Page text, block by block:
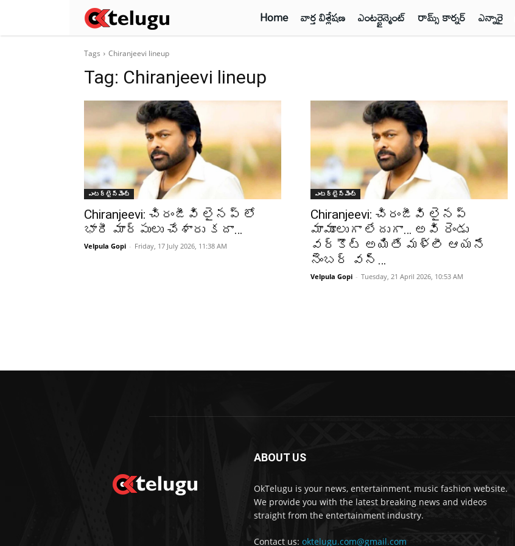
Home వార్త విశ్లేషణ ఎంటర్టైన్మెంట్ రామ్స్ కార్నర్ ఎన్నారై
Tags Chiranjeevi lineup
Tag: Chiranjeevi lineup
ఎంటర్టైన్మెంట్
Chiranjeevi: చిరంజీవి లైనప్ లో
భారీ మార్పులు చేశారు కదా…
Velpula Gopi - Friday, 17 July 2026, 11:38 AM
ఎంటర్టైన్మెంట్
Chiranjeevi: చిరంజీవి లైనప్
మామూలుగా లేదుగా… అవి రెండు
వర్కౌట్ అయితే మళ్లీ ఆయనే
నెంబర్ వన్…
Velpula Gopi - Tuesday, 21 April 2026, 10:53 AM
ABOUT US
OkTelugu is your news, entertainment, music fashion website.
We provide you with the latest breaking news and videos
straight from the entertainment industry.
Contact us: oktelugu.com@gmail.com